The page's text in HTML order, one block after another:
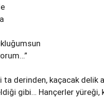
ta derinden, kaçacak delik
gibi… Hançerler